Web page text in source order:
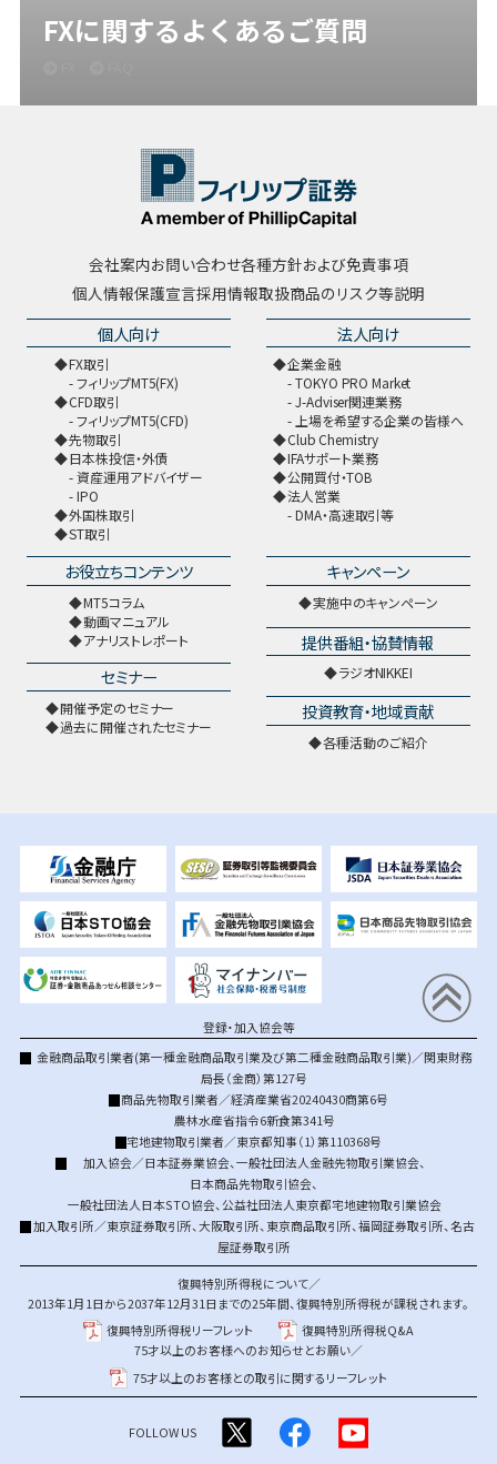
FXに関するよくあるご質問
会社案内お問い合わせ各種方針および免責事項
個人情報保護宣言採用情報取扱商品のリスク等説明
個人向け
FX取引
フィリップMT5(FX)
CFD取引
フィリップMT5(CFD)
先物取引
日本株投信・外債
資産運用アドバイザー
IPO
外国株取引
ST取引
法人向け
企業金融
TOKYO PRO Market
J-Adviser関連業務
上場を希望する企業の皆様へ
Club Chemistry
IFAサポート業務
公開買付・TOB
法人営業
DMA・高速取引等
お役立ちコンテンツ
MT5コラム
動画マニュアル
アナリストレポート
セミナー
開催予定のセミナー
過去に開催されたセミナー
キャンペーン
実施中のキャンペーン
提供番組・協賛情報
ラジオNIKKEI
投資教育・地域貢献
各種活動のご紹介
登録・加入協会等
金融商品取引業者(第一種金融商品取引業及び第二種金融商品取引業)／関東財務
局長（金商）第127号
商品先物取引業者／経済産業省20240430商第6号
農林水産省指令6新食第341号
宅地建物取引業者／東京都知事（1）第110368号
加入協会／日本証券業協会、一般社団法人金融先物取引業協会、
日本商品先物取引協会、
一般社団法人日本STO協会、公益社団法人東京都宅地建物取引業協会
加入取引所／東京証券取引所、大阪取引所、 東京商品取引所、福岡証券取引所、名古
屋証券取引所
復興特別所得税について／
2013年1月1日から2037年12月31日までの25年間、復興特別所得税が課税されます。
復興特別所得税リーフレット
復興特別所得税Q&A
75才以上のお客様へのお知らせとお願い／
75才以上のお客様との取引に関するリーフレット
FOLLOW US